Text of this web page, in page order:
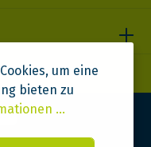
um eine
bieten zu
...